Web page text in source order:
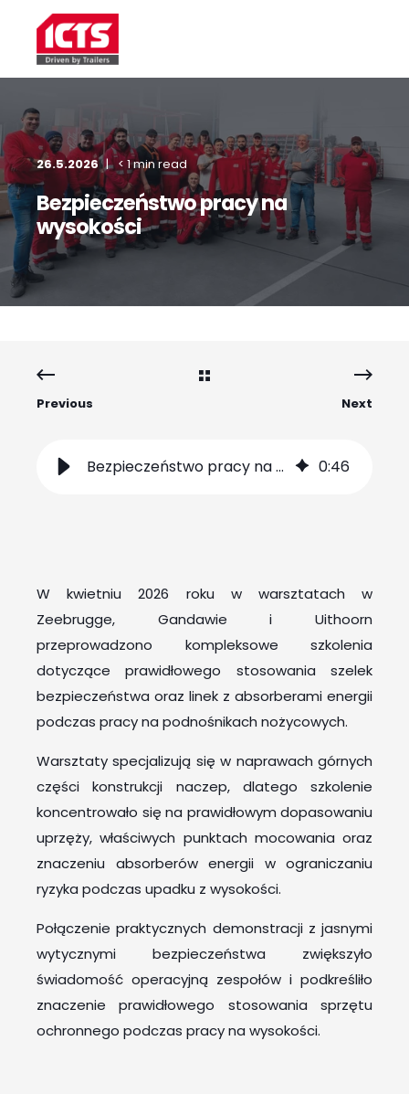
26.5.2026 < 1 min read
Bezpieczeństwo pracy na
wysokości
Previous Next
Bezpieczeństwo pracy na wysokości 0:46
W kwietniu 2026 roku w warsztatach w
Zeebrugge, Gandawie i Uithoorn
przeprowadzono kompleksowe szkolenia
dotyczące prawidłowego stosowania szelek
bezpieczeństwa oraz linek z absorberami energii
podczas pracy na podnośnikach nożycowych.
Warsztaty specjalizują się w naprawach górnych
części konstrukcji naczep, dlatego szkolenie
koncentrowało się na prawidłowym dopasowaniu
uprzęży, właściwych punktach mocowania oraz
znaczeniu absorberów energii w ograniczaniu
ryzyka podczas upadku z wysokości.
Połączenie praktycznych demonstracji z jasnymi
wytycznymi bezpieczeństwa zwiększyło
świadomość operacyjną zespołów i podkreśliło
znaczenie prawidłowego stosowania sprzętu
ochronnego podczas pracy na wysokości.